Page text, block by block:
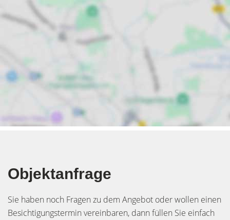
Objektanfrage
Sie haben noch Fragen zu dem Angebot oder wollen einen
Besichtigungstermin vereinbaren, dann füllen Sie einfach